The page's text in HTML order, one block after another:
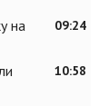
09:24
на
10:58